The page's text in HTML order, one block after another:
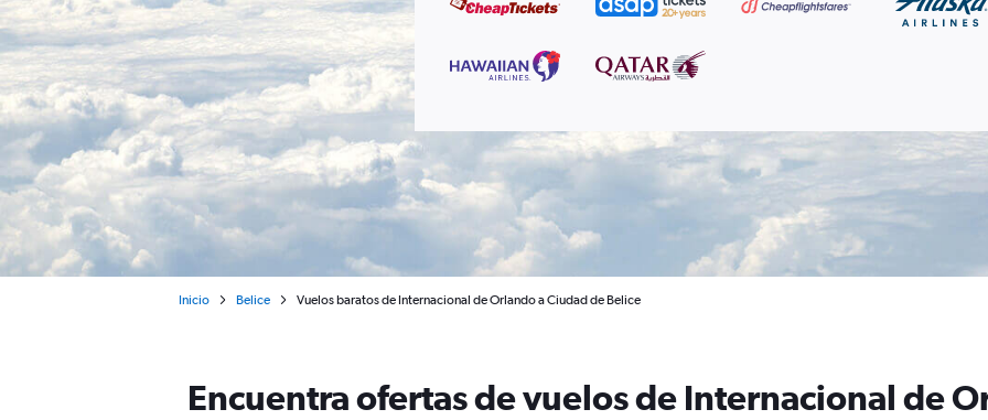
Inicio Belice Vuelos baratos de Internacional de Orlando a Ciudad de Belice
Encuentra ofertas de vuelos de Internacional de